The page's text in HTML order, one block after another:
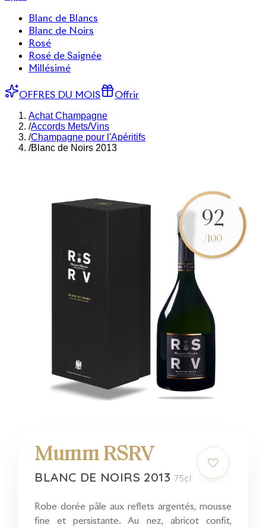
Blanc de Blancs
Blanc de Noirs
Rosé
Rosé de Saignée
Millésimé
OFFRES DU MOIS Offrir
Achat Champagne
/Accords Mets/Vins
/Champagne pour l'Apéritifs
/Blanc de Noirs 2013
92
/100
Mumm RSRV
BLANC DE NOIRS 2013 75cl
Robe dorée pâle aux reflets argentés, mousse
fine et persistante. Au nez, abricot confit,